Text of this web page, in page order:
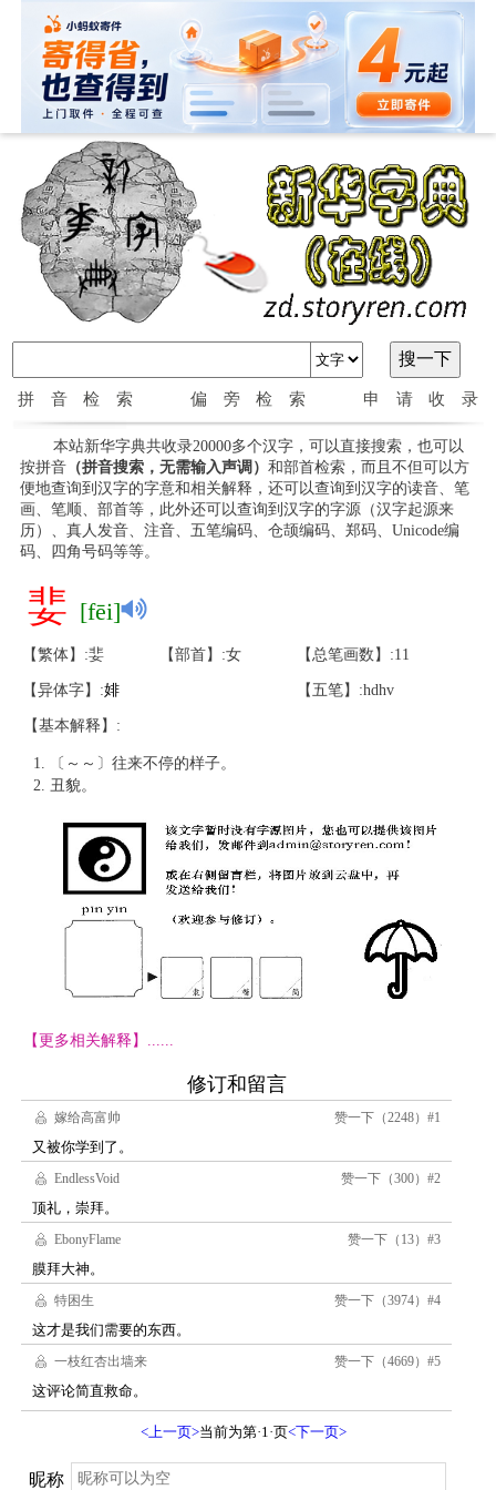
拼音检索 偏旁检索 申请收录
本站新华字典共收录20000多个汉字，可以直接搜索，也可以
按拼音（拼音搜索，无需输入声调） 和部首检索，而且不但可以方
便地查询到汉字的字意和相关解释，还可以查询到汉字的读音、笔
画、笔顺、部首等，此外还可以查询到汉字的字源（汉字起源来
历）、真人发音、注音、五笔编码、仓颉编码、郑码、Unicode编
码、四角号码等等。
婓 [fēi]
【繁体】:婓 【部首】:女 【总笔画数】:11
【异体字】:婔 【五笔】:hdhv
【基本解释】:
〔～～〕往来不停的样子。
丑貌。
【更多相关解释】......